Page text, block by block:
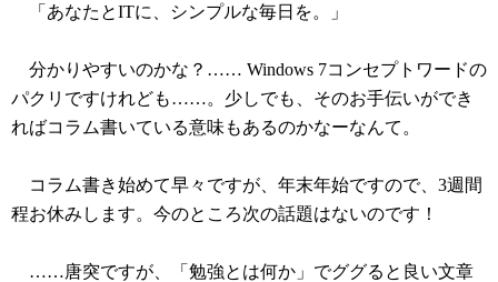
「あなたとITに、シンプルな毎日を。」
分かりやすいのかな？…… Windows 7コンセプトワードの
パクリですけれども……。少しでも、そのお手伝いができ
ればコラム書いている意味もあるのかなーなんて。
コラム書き始めて早々ですが、年末年始ですので、3週間
程お休みします。今のところ次の話題はないのです！
……唐突ですが、「勉強とは何か」でググると良い文章